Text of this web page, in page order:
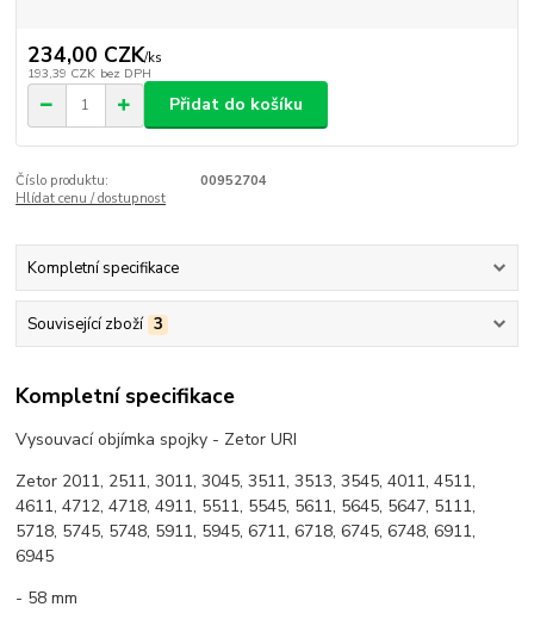
234,00 CZK/ks
193,39 CZK bez DPH
Přidat do košíku
Číslo produktu:
00952704
Hlídat cenu / dostupnost
Kompletní specifikace
Související zboží 3
Kompletní specifikace
Vysouvací objímka spojky - Zetor URI
Zetor 2011, 2511, 3011, 3045, 3511, 3513, 3545, 4011, 4511,
4611, 4712, 4718, 4911, 5511, 5545, 5611, 5645, 5647, 5111,
5718, 5745, 5748, 5911, 5945, 6711, 6718, 6745, 6748, 6911,
6945
- 58 mm